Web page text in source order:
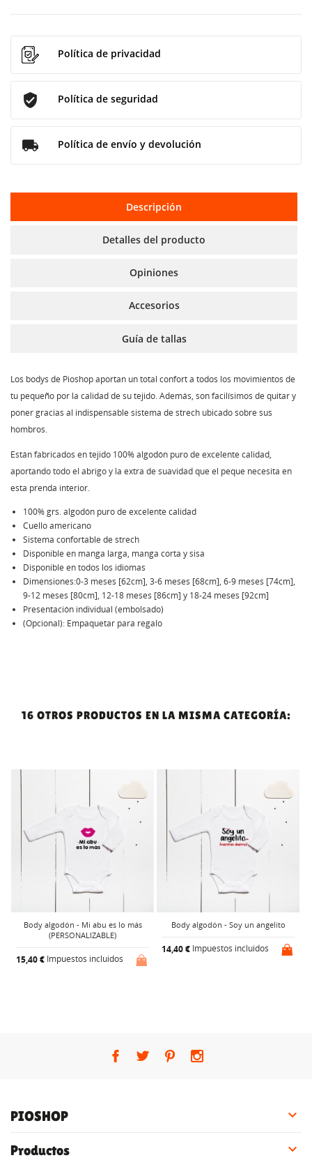
Política de privacidad
Política de seguridad
Política de envío y devolución
Descripción
Detalles del producto
Opiniones
Accesorios
Guía de tallas
Los bodys de Pioshop aportan un total confort a todos los movimientos de
tu pequeño por la calidad de su tejido. Además, son facilísimos de quitar y
poner gracias al indispensable sistema de strech ubicado sobre sus
hombros.
Están fabricados en tejido 100% algodón puro de excelente calidad,
aportando todo el abrigo y la extra de suavidad que el peque necesita en
esta prenda interior.
100% grs. algodón puro de excelente calidad
Cuello americano
Sistema confortable de strech
Disponible en manga larga, manga corta y sisa
Disponible en todos los idiomas
Dimensiones:0-3 meses [62cm], 3-6 meses [68cm], 6-9 meses [74cm],
9-12 meses [80cm], 12-18 meses [86cm] y 18-24 meses [92cm]
Presentación individual (embolsado)
(Opcional): Empaquetar para regalo
16 OTROS PRODUCTOS EN LA MISMA CATEGORÍA:
Body algodón - Mi abu es lo más
(PERSONALIZABLE)
15,40 € Impuestos incluidos
Body algodón - Soy un angelito
14,40 € Impuestos incluidos
PIOSHOP 
Productos 